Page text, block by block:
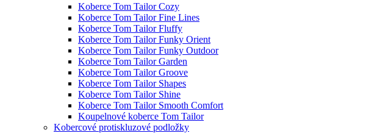
Koberce Tom Tailor Cozy
Koberce Tom Tailor Fine Lines
Koberce Tom Tailor Fluffy
Koberce Tom Tailor Funky Orient
Koberce Tom Tailor Funky Outdoor
Koberce Tom Tailor Garden
Koberce Tom Tailor Groove
Koberce Tom Tailor Shapes
Koberce Tom Tailor Shine
Koberce Tom Tailor Smooth Comfort
Koupelnové koberce Tom Tailor
Kobercové protiskluzové podložky